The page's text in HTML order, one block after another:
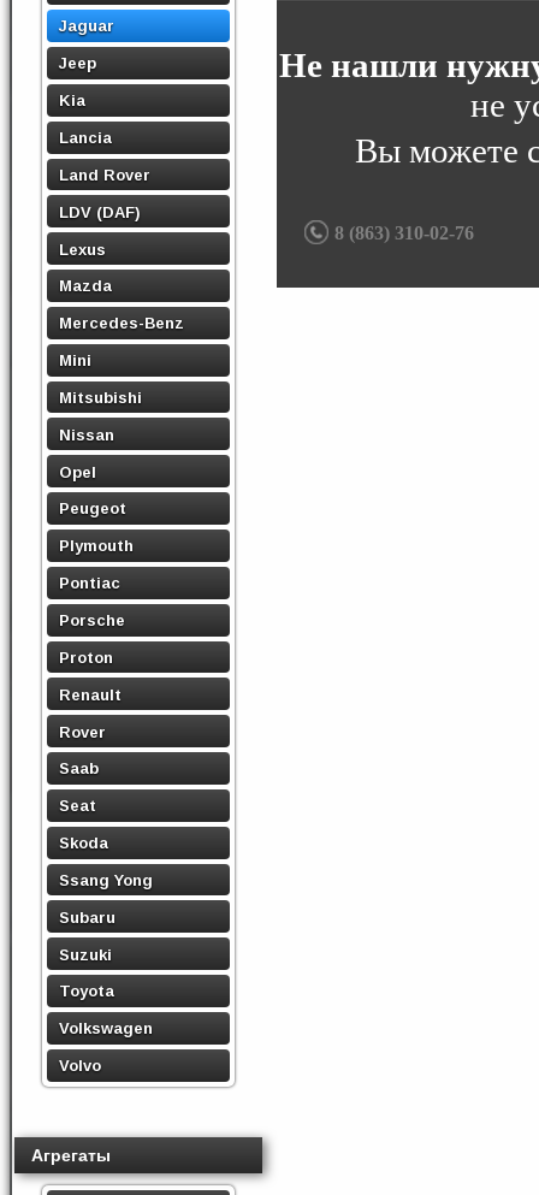
Jaguar
Jeep
Kia
Lancia
Land Rover
LDV (DAF)
Lexus
Mazda
Mercedes-Benz
Mini
Mitsubishi
Nissan
Opel
Peugeot
Plymouth
Pontiac
Porsche
Proton
Renault
Rover
Saab
Seat
Skoda
Ssang Yong
Subaru
Suzuki
Toyota
Volkswagen
Volvo
Агрегаты
Не нашли
не
Вы можете
8 (863) 310-02-76